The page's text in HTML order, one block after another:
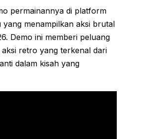
permainannya di platform
menampilkan aksi brutal
Demo ini memberi peluang
retro yang terkenal dari
dalam kisah yang